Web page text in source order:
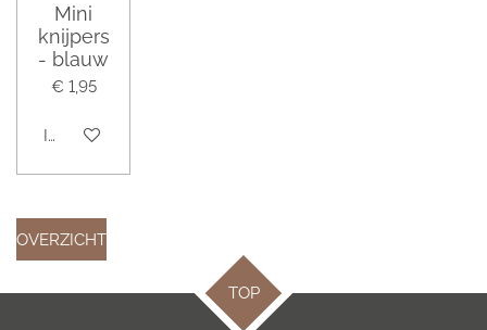
Mini
knijpers
- blauw
€ 1,95
In winkelwagen
OVERZICHT
TOP